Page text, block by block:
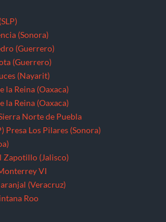
(Sonora)
(Guerrero)
(Guerrero)
(Nayarit)
la Reina (Oaxaca)
la Reina (Oaxaca)
Norte de Puebla
Presa Los Pilares (Sonora)
Zapotillo (Jalisco)
VI
(Veracruz)
Roo